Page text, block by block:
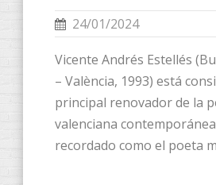
24/01/2024
Vicente Andrés Estellés
– València, 1993) está
principal renovador de la
valenciana
recordado como el poeta